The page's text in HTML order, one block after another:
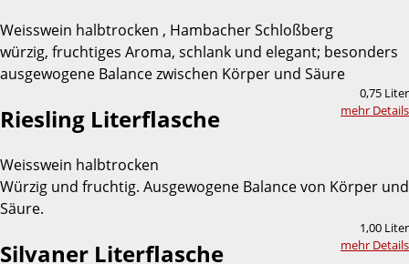
Weisswein halbtrocken , Hambacher Schloßberg
würzig, fruchtiges Aroma, schlank und elegant; besonders
ausgewogene Balance zwischen Körper und Säure
0,75 Liter
mehr Details
Riesling Literflasche
Weisswein halbtrocken
Würzig und fruchtig. Ausgewogene Balance von Körper und
Säure.
1,00 Liter
mehr Details
Silvaner Literflasche